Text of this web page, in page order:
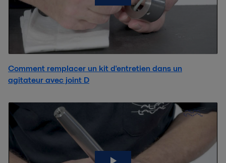
Comment remplacer un kit d'entretien dans un
agitateur avec joint D